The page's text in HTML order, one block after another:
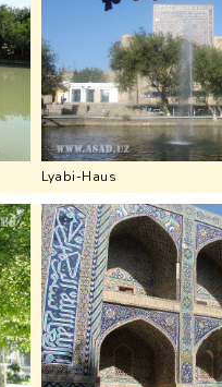
Lyabi-Haus